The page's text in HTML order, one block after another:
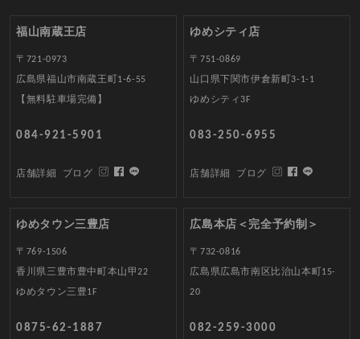
福山南蔵王店
〒721-0973
広島県福山市南蔵王町1-6-55
【無料駐車場完備】
084-921-5901
店舗詳細 ブログ
ゆめシティ店
〒751-0869
山口県下関市伊倉新町3-1-1
ゆめシティ3F
083-250-6955
店舗詳細 ブログ
ゆめタウン三豊店
〒769-1506
香川県三豊市豊中町本山甲22
ゆめタウン三豊1F
0875-62-1887
広島本店＜完全予約制＞
〒732-0816
広島県広島市南区比治山本町15-
20
082-259-3000